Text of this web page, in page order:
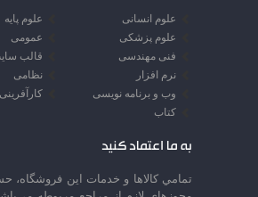
علوم انسانی
علوم پایه
علوم پزشکی
عمومی
فنی مهندسی
قالب
نرم افزار
نظامی
وب و برنامه نویسی
کارآفرینی
کتاب
به ما اعتماد کنید
تمامي كالاها و خدمات اين فروشگاه،